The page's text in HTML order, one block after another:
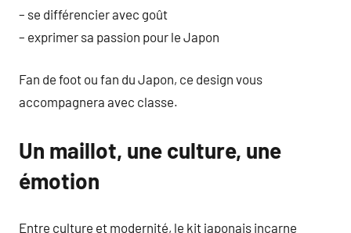
– se différencier avec goût
– exprimer sa passion pour le Japon
Fan de foot ou fan du Japon, ce design vous
accompagnera avec classe.
Un maillot, une culture, une
émotion
Entre culture et modernité, le kit japonais incarne